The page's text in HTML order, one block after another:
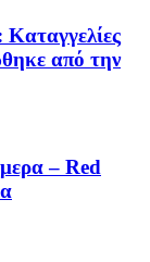
Καταγγελίες
από την
– Red